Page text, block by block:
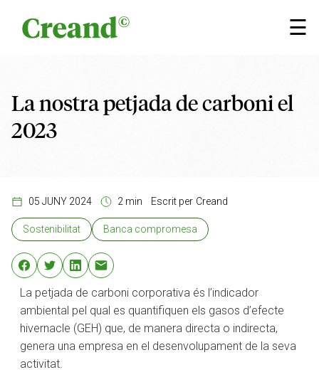
☰
×
La nostra petjada de carboni el
2023
05 JUNY 2024 2 min Escrit per Creand
Sostenibilitat Banca compromesa
La petjada de carboni corporativa és l’indicador
ambiental pel qual es quantifiquen els gasos d’efecte
hivernacle (GEH) que, de manera directa o indirecta,
genera una empresa en el desenvolupament de la seva
activitat.